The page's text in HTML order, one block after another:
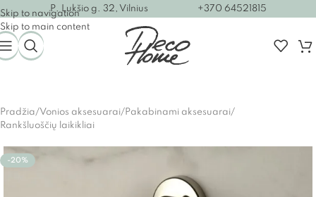
Skip to navigation
Skip to main content
P. Lukšio g. 32, Vilnius +370 64521815
Pradžia/Vonios aksesuarai/Pakabinami aksesuarai/
Rankšluoščių laikikliai
-20%